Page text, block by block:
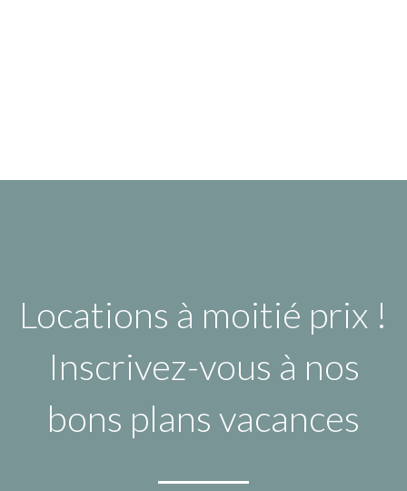
Locations à moitié prix !
Inscrivez-vous à nos
bons plans vacances